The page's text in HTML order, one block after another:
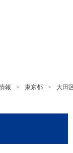
報 東京都 大田